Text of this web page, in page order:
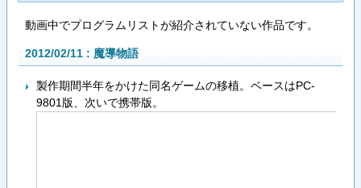
動画中でプログラムリストが紹介されていない作品です。
2012/02/11 : 魔導物語
製作期間半年をかけた同名ゲームの移植。ベースはPC-
9801版、次いで携帯版。